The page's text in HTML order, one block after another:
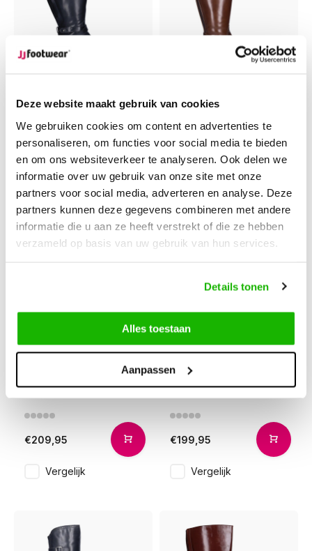
Deze website maakt gebruik van cookies
We gebruiken cookies om content en advertenties te
personaliseren, om functies voor social media te bieden
en om ons websiteverkeer te analyseren. Ook delen we
informatie over uw gebruik van onze site met onze
partners voor social media, adverteren en analyse. Deze
partners kunnen deze gegevens combineren met andere
informatie die u aan ze heeft verstrekt of die ze hebben
verzameld op basis van uw gebruik van hun services.
Details tonen
Alles toestaan
Aanpassen
Buxton - Zwart
€199,95
Napoli - Cognac
€209,95
€209,95
Vergelijk
€199,95
Vergelijk